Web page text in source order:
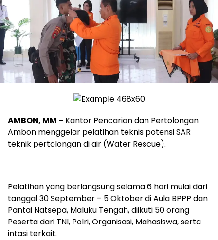
AMBON, MM – Kantor Pencarian dan Pertolongan
Ambon menggelar pelatihan teknis potensi SAR
teknik pertolongan di air (Water Rescue).
Pelatihan yang berlangsung selama 6 hari mulai dari
tanggal 30 September – 5 Oktober di Aula BPPP dan
Pantai Natsepa, Maluku Tengah, diikuti 50 orang
Peserta dari TNI, Polri, Organisasi, Mahasiswa, serta
intasi terkait.